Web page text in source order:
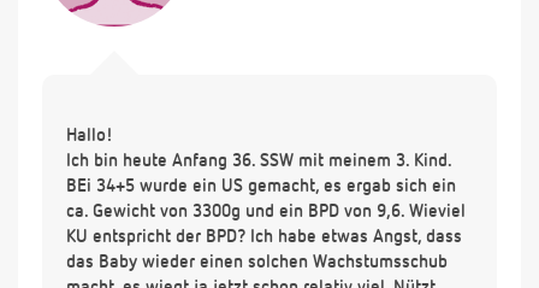
Hallo!
Ich bin heute Anfang 36. SSW mit meinem 3. Kind.
BEi 34+5 wurde ein US gemacht, es ergab sich ein
ca. Gewicht von 3300g und ein BPD von 9,6. Wieviel
KU entspricht der BPD? Ich habe etwas Angst, dass
das Baby wieder einen solchen Wachstumsschub